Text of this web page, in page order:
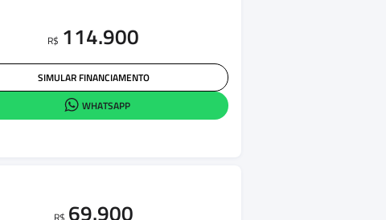
R$ 114.900
SIMULAR FINANCIAMENTO
WHATSAPP
69.900